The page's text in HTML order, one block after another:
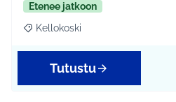
Etenee jatkoon
Rajaa tulokset aihepiirin mukaan:
Kellokoski
Tutustu